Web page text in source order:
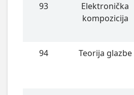
93
Elektronička
kompozicija
94 Teorija glazbe